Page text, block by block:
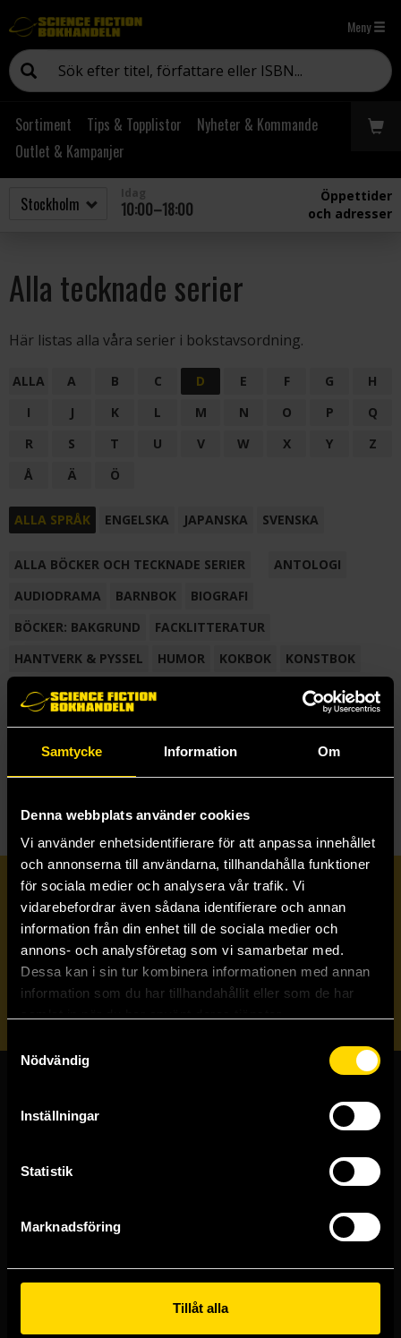
Samtycke Information Om
Denna webbplats använder cookies
Vi använder enhetsidentifierare för att anpassa innehållet
och annonserna till användarna, tillhandahålla funktioner
för sociala medier och analysera vår trafik. Vi
vidarebefordrar även sådana identifierare och annan
information från din enhet till de sociala medier och
annons- och analysföretag som vi samarbetar med.
Dessa kan i sin tur kombinera informationen med annan
information som du har tillhandahållit eller som de har
Nödvändig
Inställningar
Statistik
Marknadsföring
Tillåt alla
Meny
Sortiment Tips & Topplistor
Nyheter & Kommande
Outlet & Kampanjer
10:00–18:00
Öppettider
och adresser
Alla tecknade serier
Här listas alla våra serier i bokstavsordning.
ALLA A B C D E F G
H
I
J K L M N O P
Q
R
S T U V W X Y
Z
Å
Ä Ö
ALLA SPRÅK ENGELSKA JAPANSKA SVENSKA
ALLA BÖCKER OCH TECKNADE SERIER
ANTOLOGI
AUDIODRAMA
BARNBOK
BIOGRAFI
BÖCKER: BAKGRUND
FACKLITTERATUR
HANTVERK & PYSSEL
HUMOR KOKBOK
KONSTBOK
KORTROMAN
LÄROBOK
NOVELL
SAMLINGSVOLYM
TECKNA & MÅLA TECKNAD SERIE
Prenumerera på vårt nyhetsbrev
Veckobrevet
Skicka
Butiker & kundtjänst
Västerlånggatan 48
Göteborgsbutiken
Kungsgatan 19
Malmöbutiken